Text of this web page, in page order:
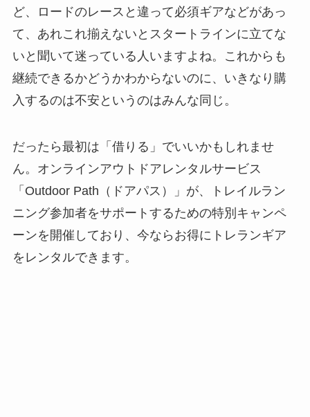
ど、ロードのレースと違って必須ギアなどがあっ
て、あれこれ揃えないとスタートラインに立てな
いと聞いて迷っている人いますよね。これからも
継続できるかどうかわからないのに、いきなり購
入するのは不安というのはみんな同じ。
だったら最初は「借りる」でいいかもしれませ
ん。オンラインアウトドアレンタルサービス
「Outdoor Path（ドアパス）」が、トレイルラン
ニング参加者をサポートするための特別キャンペ
ーンを開催しており、今ならお得にトレランギア
をレンタルできます。